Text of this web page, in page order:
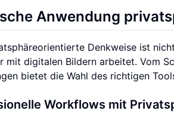
Anwendung
Denkweise ist
mit digitalen Bildern arbeitet. Vom
bietet die Wahl des richtigen
Workflows mit